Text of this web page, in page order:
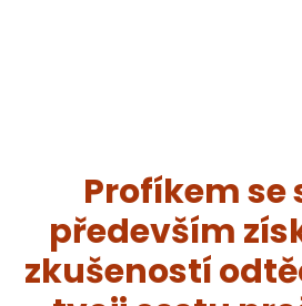
Profíkem se
především
zkušeností